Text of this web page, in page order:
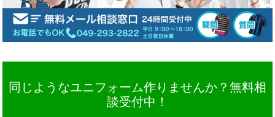
同じようなユニフォーム作りませんか？無料相
談受付中！